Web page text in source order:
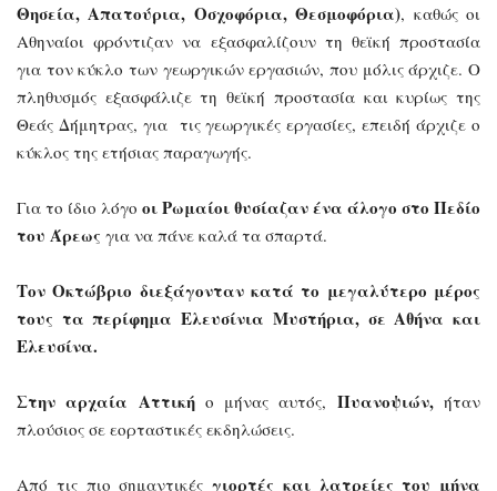
Θησεία, Απατούρια, Οσχοφόρια, Θεσμοφόρια), καθώς οι
Αθηναίοι φρόντιζαν να εξασφαλίζουν τη θεϊκή προστασία
για τον κύκλο των γεωργικών εργασιών, που μόλις άρχιζε. Ο
πληθυσμός εξασφάλιζε τη θεϊκή προστασία και κυρίως της
Θεάς Δήμητρας, για τις γεωργικές εργασίες, επειδή άρχιζε ο
κύκλος της ετήσιας παραγωγής.
Για το ίδιο λόγο οι Ρωμαίοι θυσίαζαν ένα άλογο στο Πεδίο
του Άρεως για να πάνε καλά τα σπαρτά.
Τον Οκτώβριο διεξάγονταν κατά το μεγαλύτερο μέρος
τους τα περίφημα Ελευσίνια Μυστήρια, σε Αθήνα και
Ελευσίνα.
Στην αρχαία Αττικήο μήνας αυτός, Πυανοψιών,ήταν
πλούσιος σε εορταστικές εκδηλώσεις.
Από τις πιο σημαντικές γιορτές και λατρείες του μήνα